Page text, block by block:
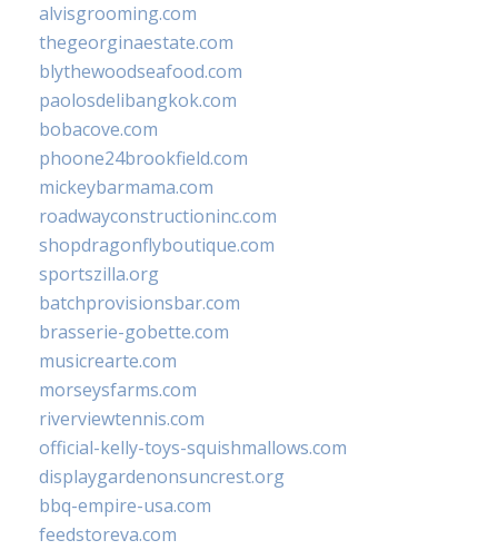
alvisgrooming.com
thegeorginaestate.com
blythewoodseafood.com
paolosdelibangkok.com
bobacove.com
phoone24brookfield.com
mickeybarmama.com
roadwayconstructioninc.com
shopdragonflyboutique.com
sportszilla.org
batchprovisionsbar.com
brasserie-gobette.com
musicrearte.com
morseysfarms.com
riverviewtennis.com
official-kelly-toys-squishmallows.com
displaygardenonsuncrest.org
bbq-empire-usa.com
feedstoreva.com